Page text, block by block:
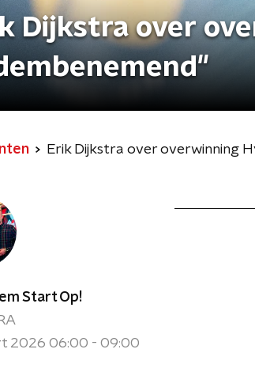
Dijkstra over
Erik Dijkstra over overwinning
Start Op!
2026 06:00 - 09:00